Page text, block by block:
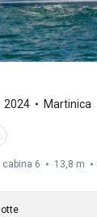
2024 Martinica
cabina 6 13,8 m